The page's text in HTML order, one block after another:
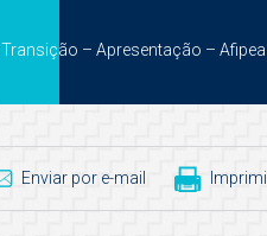
– Apresentação – Afipea
Enviar por e-mail